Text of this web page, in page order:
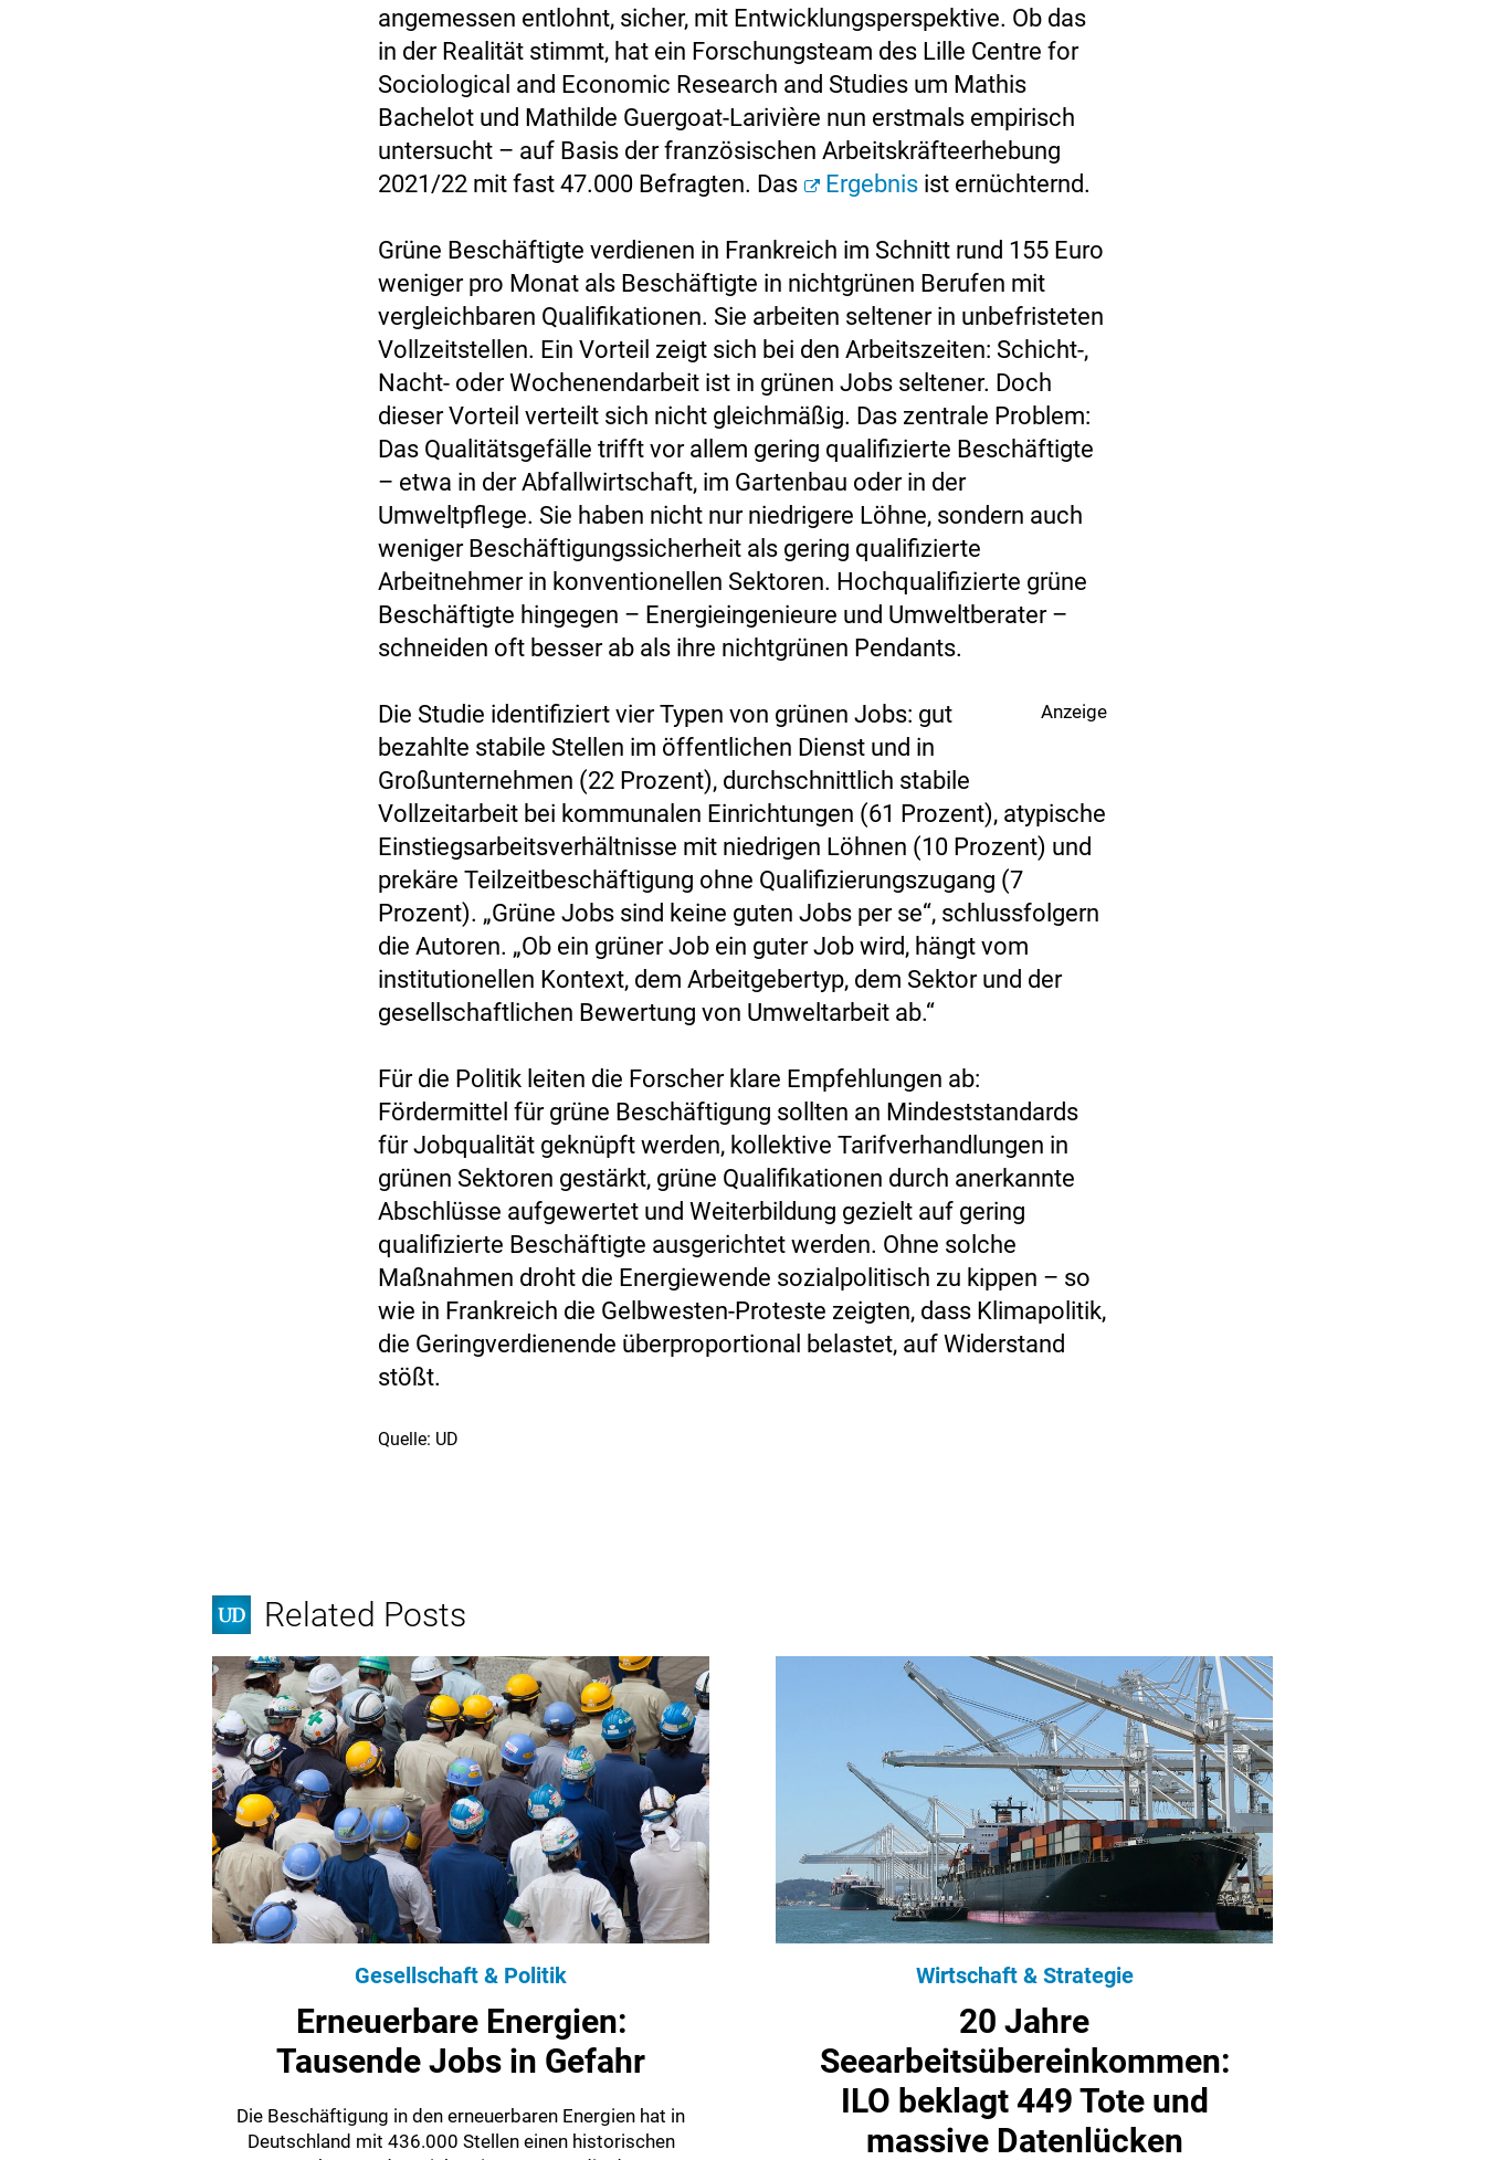
angemessen entlohnt, sicher, mit Entwicklungsperspektive. Ob das
in der Realität stimmt, hat ein Forschungsteam des Lille Centre for
Sociological and Economic Research and Studies um Mathis
Bachelot und Mathilde Guergoat-Larivière nun erstmals empirisch
untersucht – auf Basis der französischen Arbeitskräfteerhebung
2021/22 mit fast 47.000 Befragten. Das
Ergebnis ist ernüchternd.
Grüne Beschäftigte verdienen in Frankreich im Schnitt rund 155 Euro
weniger pro Monat als Beschäftigte in nichtgrünen Berufen mit
vergleichbaren Qualifikationen. Sie arbeiten seltener in unbefristeten
Vollzeitstellen. Ein Vorteil zeigt sich bei den Arbeitszeiten: Schicht-,
Nacht- oder Wochenendarbeit ist in grünen Jobs seltener. Doch
dieser Vorteil verteilt sich nicht gleichmäßig. Das zentrale Problem:
Das Qualitätsgefälle trifft vor allem gering qualifizierte Beschäftigte
– etwa in der Abfallwirtschaft, im Gartenbau oder in der
Umweltpflege. Sie haben nicht nur niedrigere Löhne, sondern auch
weniger Beschäftigungssicherheit als gering qualifizierte
Arbeitnehmer in konventionellen Sektoren. Hochqualifizierte grüne
Beschäftigte hingegen – Energieingenieure und Umweltberater –
schneiden oft besser ab als ihre nichtgrünen Pendants.
Anzeige
Die Studie identifiziert vier Typen von grünen Jobs: gut
bezahlte stabile Stellen im öffentlichen Dienst und in
Großunternehmen (22 Prozent), durchschnittlich stabile
Vollzeitarbeit bei kommunalen Einrichtungen (61 Prozent), atypische
Einstiegsarbeitsverhältnisse mit niedrigen Löhnen (10 Prozent) und
prekäre Teilzeitbeschäftigung ohne Qualifizierungszugang (7
Prozent). „Grüne Jobs sind keine guten Jobs per se“, schlussfolgern
die Autoren. „Ob ein grüner Job ein guter Job wird, hängt vom
institutionellen Kontext, dem Arbeitgebertyp, dem Sektor und der
gesellschaftlichen Bewertung von Umweltarbeit ab.“
Für die Politik leiten die Forscher klare Empfehlungen ab:
Fördermittel für grüne Beschäftigung sollten an Mindeststandards
für Jobqualität geknüpft werden, kollektive Tarifverhandlungen in
grünen Sektoren gestärkt, grüne Qualifikationen durch anerkannte
Abschlüsse aufgewertet und Weiterbildung gezielt auf gering
qualifizierte Beschäftigte ausgerichtet werden. Ohne solche
Maßnahmen droht die Energiewende sozialpolitisch zu kippen – so
wie in Frankreich die Gelbwesten-Proteste zeigten, dass Klimapolitik,
die Geringverdienende überproportional belastet, auf Widerstand
stößt.
Quelle: UD
Related Posts
Gesellschaft & Politik
Erneuerbare Energien:
Tausende Jobs in Gefahr
Die Beschäftigung in den erneuerbaren Energien hat in
Deutschland mit 436.000 Stellen einen historischen
Wirtschaft & Strategie
20 Jahre
Seearbeitsübereinkommen:
ILO beklagt 449 Tote und
massive Datenlücken